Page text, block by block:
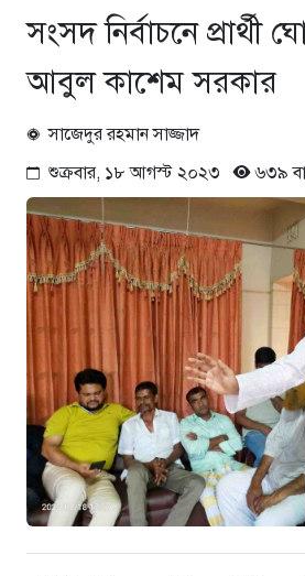
সংসদ নির্বাচনে প্রার্থী
আবুল কাশেম সরকার
সাজেদুর রহমান সাজ্জাদ
শুক্রবার, ১৮ আগস্ট ২০২৩
৬৩৯